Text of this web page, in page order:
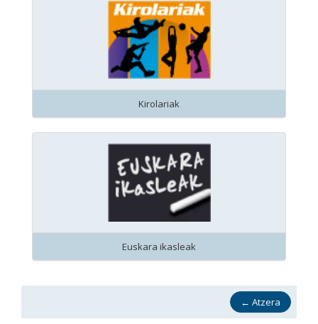
Kirolariak
Euskara ikasleak
← Atzera